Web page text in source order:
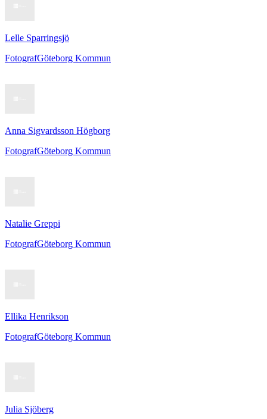
Lelle Sparringsjö
FotografGöteborg Kommun
Anna Sigvardsson Högborg
FotografGöteborg Kommun
Natalie Greppi
FotografGöteborg Kommun
Ellika Henrikson
FotografGöteborg Kommun
Julia Sjöberg